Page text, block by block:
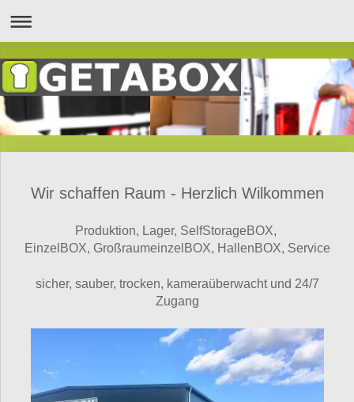
Wir schaffen Raum - Herzlich Wilkommen
Produktion, Lager, SelfStorageBOX,
EinzelBOX, GroßraumeinzelBOX, HallenBOX, Service
sicher, sauber, trocken, kameraüberwacht und 24/7
Zugang